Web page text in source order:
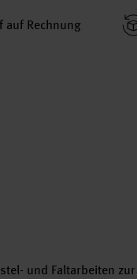
auf Rechnung
und Faltarbeiten